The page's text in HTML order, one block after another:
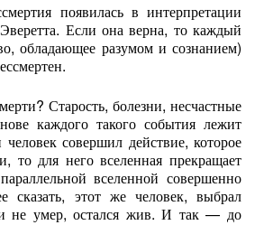
появилась в интерпретации
Если она верна, то каждый
обладающее разумом и сознанием)
Старость, болезни, несчастные
каждого такого события лежит
совершил действие, которое
то для него вселенная прекращает
вселенной совершенно
сказать, этот же человек, выбрал
не умер, остался жив. И так — до